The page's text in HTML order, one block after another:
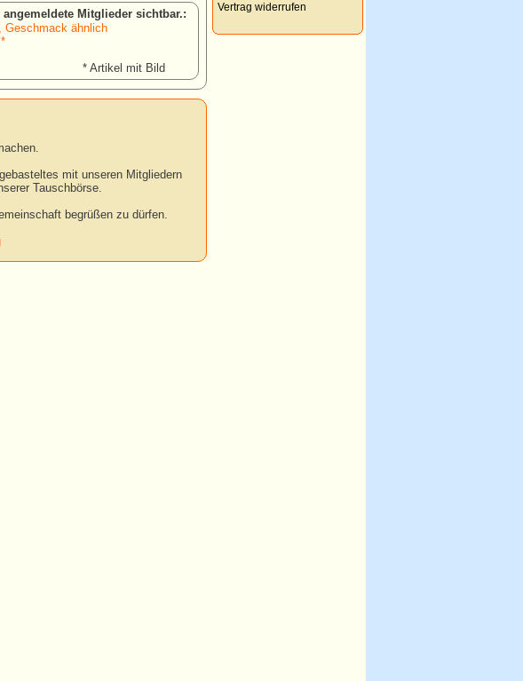
:
Geschmack ähnlich
* Artikel mit Bild
mit unseren Mitgliedern
Tauschbörse.
begrüßen zu dürfen.
Vertrag widerrufen